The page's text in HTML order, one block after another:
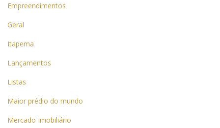
Empreendimentos
Geral
Itapema
Lançamentos
Listas
Maior prédio do mundo
Mercado Imobiliário